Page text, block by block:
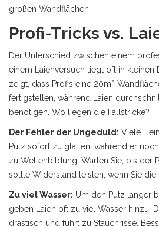
großen Wandflächen.
Profi-Tricks vs.
Der Unterschied zwischen einem
einem Laienversuch liegt oft in kleinen
zeigt, dass Profis eine 20m²-
fertigstellen, während Laien
benötigen. Wo liegen die Fallstricke?
Der Fehler der Ungeduld: Viele
Putz sofort zu glätten, während er
zu Wellenbildung. Warten Sie, bis der
sollte Widerstand leisten, wenn Sie die
Zu viel Wasser: Um den Putz länger
geben Laien oft zu viel Wasser hinzu.
drastisch und führt zu Stauchrisse.